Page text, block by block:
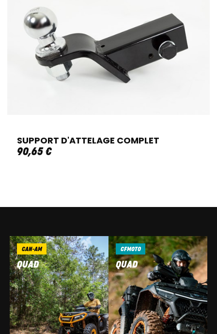
SUPPORT D'ATTELAGE COMPLET
90,65 €
CAN-AM
QUAD
CFMOTO
QUAD